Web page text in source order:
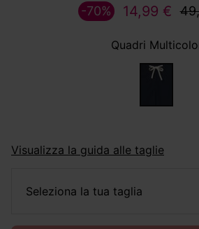
14,99 €
-70%
Quadri
Visualizza la guida alle taglie
seleziona la tua taglia